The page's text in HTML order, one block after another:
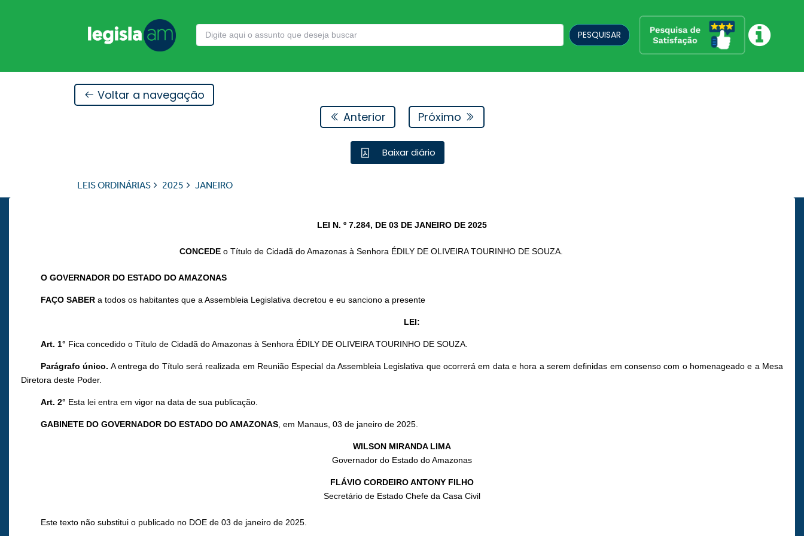
PESQUISAR
Voltar a navegação
Anterior
Próximo
Baixar diário
LEIS ORDINÁRIAS 2025 JANEIRO
LEI N. º 7.284, DE 03 DE JANEIRO DE 2025
CONCEDEo Título de Cidadã do Amazonas à Senhora ÉDILY DE OLIVEIRA TOURINHO DE SOUZA.
O GOVERNADOR DO ESTADO DO AMAZONAS
FAÇO SABER a todos os habitantes que a Assembleia Legislativa decretou e eu sanciono a presente
LEI:
Art. 1° Fica concedido o Título de Cidadã do Amazonas à Senhora ÉDILY DE OLIVEIRA TOURINHO DE SOUZA.
Parágrafo único. A entrega do Título será realizada em Reunião Especial da Assembleia Legislativa que ocorrerá em data e hora a serem definidas em consenso com o homenageado e a Mesa
Diretora deste Poder.
Art. 2° Esta lei entra em vigor na data de sua publicação.
GABINETE DO GOVERNADOR DO ESTADO DO AMAZONAS, em Manaus, 03 de janeiro de 2025.
WILSON MIRANDA LIMA
Governador do Estado do Amazonas
FLÁVIO CORDEIRO ANTONY FILHO
Secretário de Estado Chefe da Casa Civil
Este texto não substitui o publicado no DOE de 03 de janeiro de 2025.